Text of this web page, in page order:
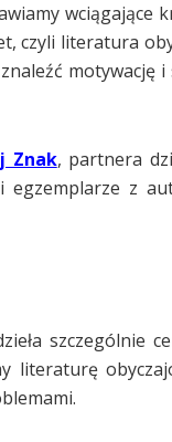
wciągające
czyli literatura
motywację i
Znak, partnera
egzemplarze z
szczególnie
literaturę